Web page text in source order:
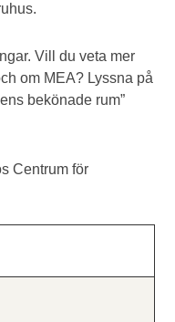
Vill du veta mer
om MEA? Lyssna på
bekönade rum”
Centrum för